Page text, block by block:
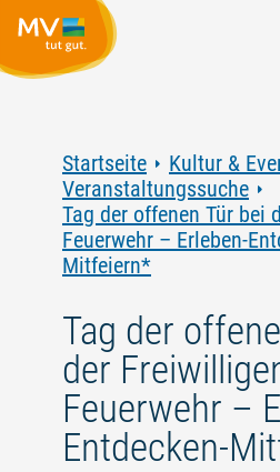
Startseite
Kultur &
Veranstaltungssuche
Tag der offenen Tür bei
Feuerwehr – Erleben-
Mitfeiern*
Tag der
der
Feuerwehr –
Entdecken-